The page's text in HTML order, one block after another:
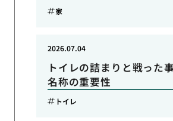
家
トイレの詰まりと戦った
名称の重要性
2026.07.04
トイレ